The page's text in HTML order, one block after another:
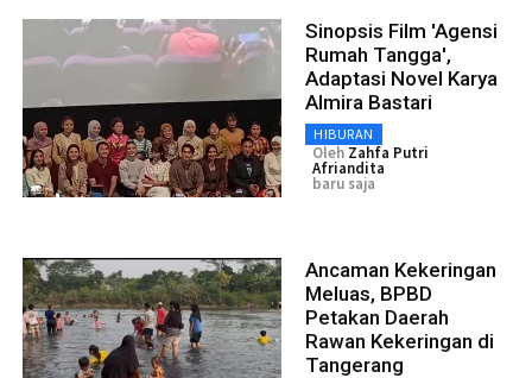
Sinopsis Film 'Agensi
Rumah Tangga',
Adaptasi Novel Karya
Almira Bastari
HIBURAN
Oleh Zahfa Putri
Afriandita
baru saja
Ancaman Kekeringan
Meluas, BPBD
Petakan Daerah
Rawan Kekeringan di
Tangerang